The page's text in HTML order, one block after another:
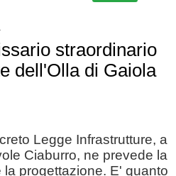
straordinario
dell'Olla di Gaiola
Legge Infrastrutture, a
Ciaburro, ne prevede la
progettazione. E' quanto